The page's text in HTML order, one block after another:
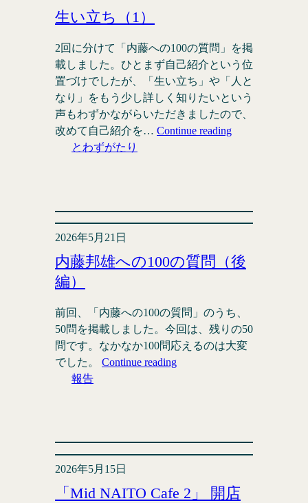
生い立ち（1）
2回に分けて「内藤への100の質問」を掲
載しました。ひとまず自己紹介という位
置づけでしたが、「生い立ち」や「人と
なり」をもう少し詳しく知りたいという
声もわずかながらいただきましたので、
改めて自己紹介を… Continue reading
とわずがたり
2026年5月21日
内藤邦雄への100の質問（後
編）
前回、「内藤への100の質問」のうち、
50問を掲載しました。今回は、残りの50
問です。なかなか100問応えるのは大変
でした。 Continue reading
報告
2026年5月15日
「Mid NAITO Cafe 2」 開店